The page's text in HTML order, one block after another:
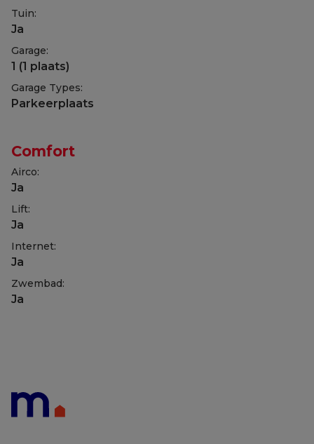
Tuin:
Ja
Garage:
1 (1 plaats)
Garage Types:
Parkeerplaats
Comfort
Airco:
Ja
Lift:
Ja
Internet:
Ja
Zwembad:
Ja